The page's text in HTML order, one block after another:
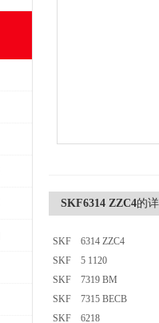
SKF6314 ZZC4的
SKF 6314 ZZC4
SKF 5 1120
SKF 7319 BM
SKF 7315 BECB
SKF 6218